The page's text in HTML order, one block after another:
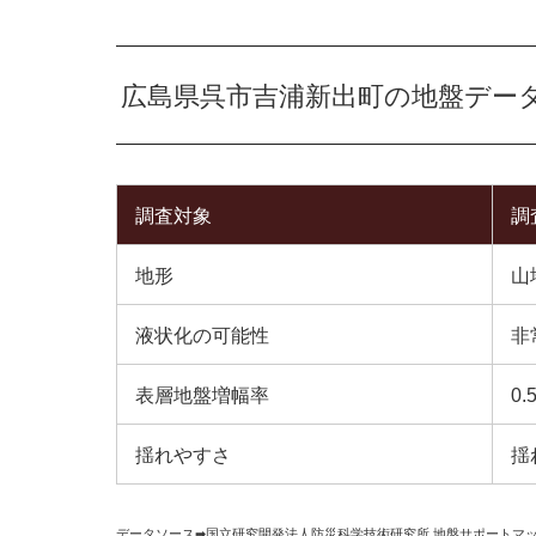
広島県呉市吉浦新出町の地盤デー
調査対象 調
地形 山
液状化の可能性 非
表層地盤増幅率
揺れやすさ 揺